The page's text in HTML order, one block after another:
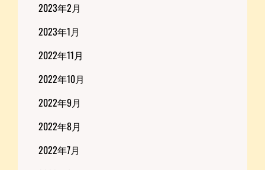
2023年2月
2023年1月
2022年11月
2022年10月
2022年9月
2022年8月
2022年7月